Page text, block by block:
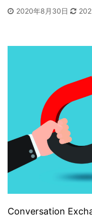
2020年8月30日
Conversation